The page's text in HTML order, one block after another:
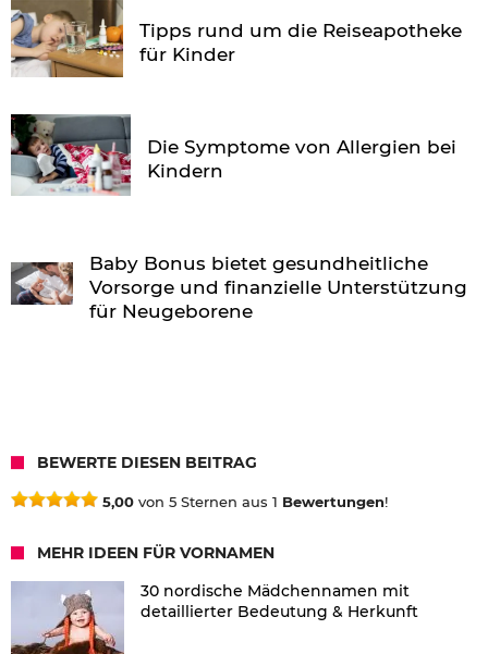
Tipps rund um die Reiseapotheke
für Kinder
Die Symptome von Allergien bei
Kindern
Baby Bonus bietet gesundheitliche
Vorsorge und finanzielle Unterstützung
für Neugeborene
BEWERTE DIESEN BEITRAG
5,00 von 5 Sternen aus 1 Bewertungen!
MEHR IDEEN FÜR VORNAMEN
30 nordische Mädchennamen mit
detaillierter Bedeutung & Herkunft